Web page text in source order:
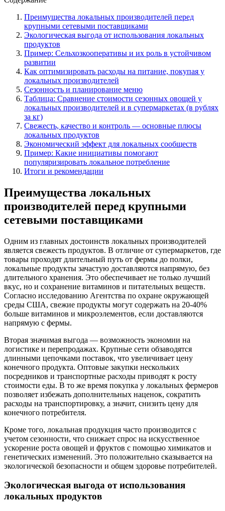
Преимущества локальных производителей перед
крупными сетевыми поставщиками
Экологическая выгода от использования локальных
продуктов
Пример: Сельхозкооперативы и их роль в устойчивом
развитии
Как оптимизировать расходы на питание, покупая у
локальных производителей
Сезонность и планирование меню
Таблица: Сравнение стоимости сезонных овощей у
локальных производителей и в супермаркетах (в рублях
за кг)
Свежесть, качество и контроль — основные плюсы
локальных продуктов
Экономический эффект для локальных сообществ
Пример: Какие инициативы помогают
популяризировать локальное потребление
Итоги и рекомендации
Преимущества локальных
производителей перед крупными
сетевыми поставщиками
Одним из главных достоинств локальных производителей
является свежесть продуктов. В отличие от супермаркетов, где
товары проходят длительный путь от фермы до полки,
локальные продукты зачастую доставляются напрямую, без
длительного хранения. Это обеспечивает не только лучший
вкус, но и сохранение витаминов и питательных веществ.
Согласно исследованию Агентства по охране окружающей
среды США, свежие продукты могут содержать на 20-40%
больше витаминов и микроэлементов, если доставляются
напрямую с фермы.
Вторая значимая выгода — возможность экономии на
логистике и перепродажах. Крупные сети обзаводятся
длинными цепочками поставок, что увеличивает цену
конечного продукта. Оптовые закупки нескольких
посредников и транспортные расходы приводят к росту
стоимости еды. В то же время покупка у локальных фермеров
позволяет избежать дополнительных наценок, сократить
расходы на транспортировку, а значит, снизить цену для
конечного потребителя.
Кроме того, локальная продукция часто производится с
учетом сезонности, что снижает спрос на искусственное
ускорение роста овощей и фруктов с помощью химикатов и
генетических изменений. Это положительно сказывается на
экологической безопасности и общем здоровье потребителей.
Экологическая выгода от использования
локальных продуктов